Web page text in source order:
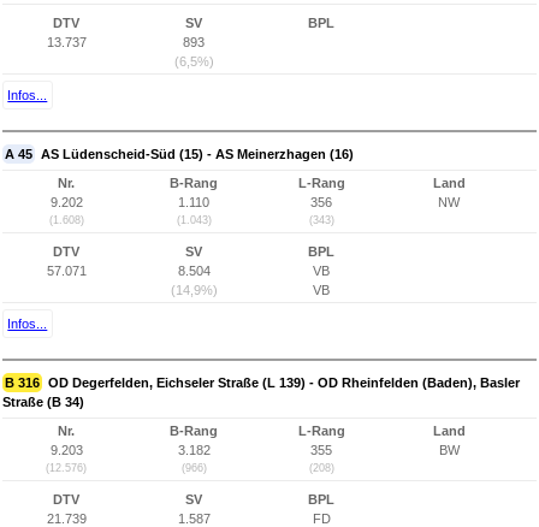
DTV
13.737
SV
893
(6,5%)
BPL
Infos...
A 45 AS Lüdenscheid-Süd (15) - AS Meinerzhagen (16)
Nr.
9.202
(1.608)
B-Rang
1.110
(1.043)
L-Rang
356
(343)
Land
NW
DTV
57.071
SV
8.504
(14,9%)
BPL
VB
VB
Infos...
B 316 OD Degerfelden, Eichseler Straße (L 139) - OD Rheinfelden (Baden), Basler
Straße (B 34)
Nr.
9.203
(12.576)
B-Rang
3.182
(966)
L-Rang
355
(208)
Land
BW
DTV
21.739
SV
1.587
BPL
FD